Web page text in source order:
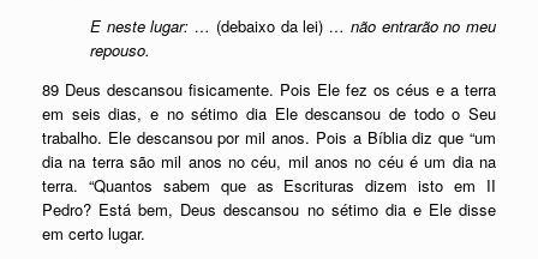
E neste lugar: … (debaixo da lei) … não entrarão no meu
repouso.
89 Deus descansou fisicamente. Pois Ele fez os céus e a terra
em seis dias, e no sétimo dia Ele descansou de todo o Seu
trabalho. Ele descansou por mil anos. Pois a Bíblia diz que “um
dia na terra são mil anos no céu, mil anos no céu é um dia na
terra. “Quantos sabem que as Escrituras dizem isto em II
Pedro? Está bem, Deus descansou no sétimo dia e Ele disse
em certo lugar.